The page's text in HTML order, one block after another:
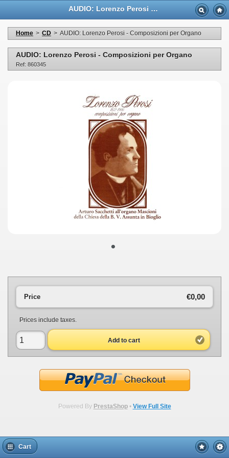
AUDIO: Lorenzo Perosi - Composizioni per Organo - Casa Musicale Eco
Home > CD > AUDIO: Lorenzo Perosi - Composizioni per Organo
AUDIO: Lorenzo Perosi - Composizioni per Organo
Ref: 860345
•
€0,00
Price
Prices include taxes.
Add to cart
Powered By PrestaShop• View Full Site
Cart